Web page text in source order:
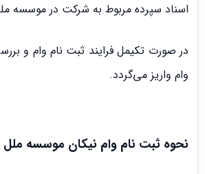
اسناد سپرده مربوط به شرکت در موسسه
در صورت تکیمل فرایند ثبت نام وام و
وام واریز می‌گردد.
نحوه ثبت نام وام نیکان موسسه ملل